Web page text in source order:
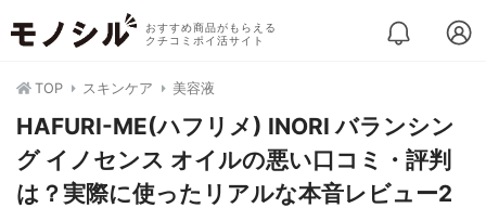
おすすめ商品がもらえる
クチコミポイ活サイト
TOP スキンケア 美容液
HAFURI-ME(ハフリメ) INORI バランシン
グ イノセンス オイルの悪い口コミ・評判
は？実際に使ったリアルな本音レビュー2